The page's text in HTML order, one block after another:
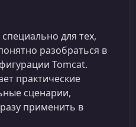
для тех,
разобраться в
Tomcat.
практические
сценарии,
применить в